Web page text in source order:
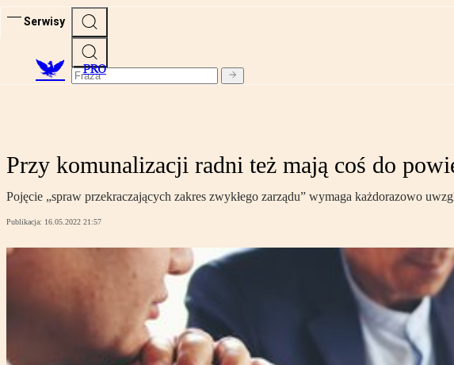
Serwisy
PRO
Przy komunalizacji radni też mają coś do
Pojęcie „spraw przekraczających zakres zwykłego zarządu” wymaga każdorazowo
Publikacja: 16.05.2022 21:57